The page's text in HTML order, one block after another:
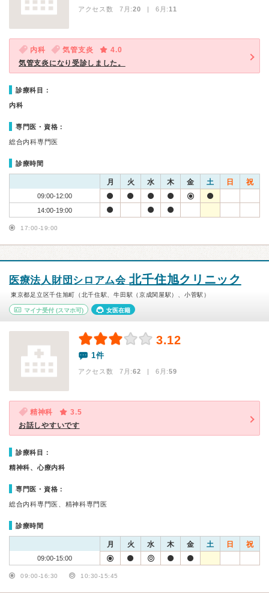
アクセス数 7月:20 | 6月:11
内科 気管支炎
4.0
気管支炎になり受診しました。
診療科目：
内科
専門医・資格：
総合内科専門医
診療時間
月 火 水 木 金 土 日 祝
09:00-12:00
14:00-19:00
17:00-19:00
医療法人財団シロアム会北千住旭クリニック
東京都足立区千住旭町（北千住駅、牛田駅（京成関屋駅）、小菅駅）
マイナ受付 (スマホ可) 女医在籍
3.12
1件
アクセス数 7月:62 | 6月:59
精神科
3.5
お話しやすいです
診療科目：
精神科、心療内科
専門医・資格：
総合内科専門医、精神科専門医
診療時間
月 火 水 木 金 土 日 祝
09:00-15:00
09:00-16:30 10:30-15:45